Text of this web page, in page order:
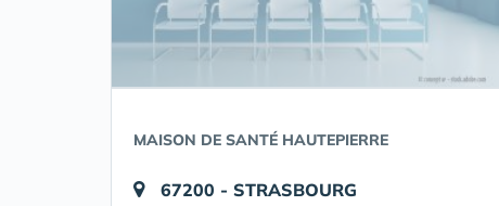
MAISON DE SANTÉ HAUTEPIERRE
67200 - STRASBOURG